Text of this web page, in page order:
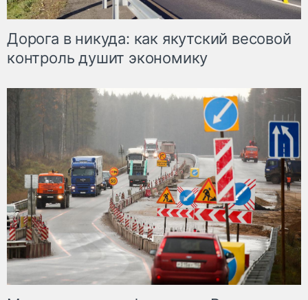
Дорога в никуда: как якутский весовой
контроль душит экономику